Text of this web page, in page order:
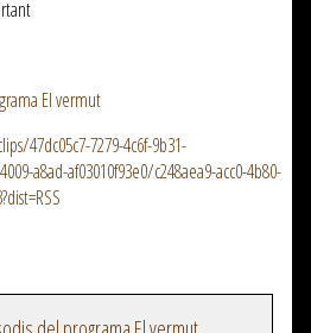
El vermut
47dc05c7-7279-4c6f-9b31-
a8ad-af03010f93e0/c248aea9-acc0-4b80-